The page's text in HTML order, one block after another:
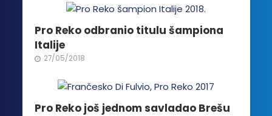
mogu
biti
na
proizvoda.
Pro Reko odbranio titulu šampiona
Italije
27/05/2018
Pro Reko još jednom savladao Brešu